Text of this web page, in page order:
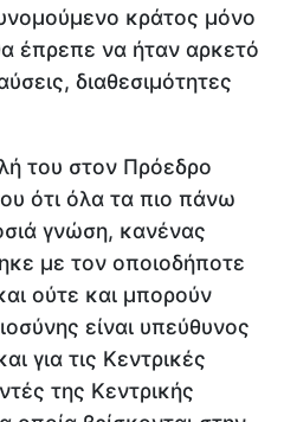
κράτος μόνο
έπρεπε να ήταν αρκετό
διαθεσιμότητες
του στον Πρόεδρο
ότι όλα τα πιο πάνω
γνώση, κανένας
με τον οποιοδήποτε
ούτε και μπορούν
είναι υπεύθυνος
για τις Κεντρικές
της Κεντρικής